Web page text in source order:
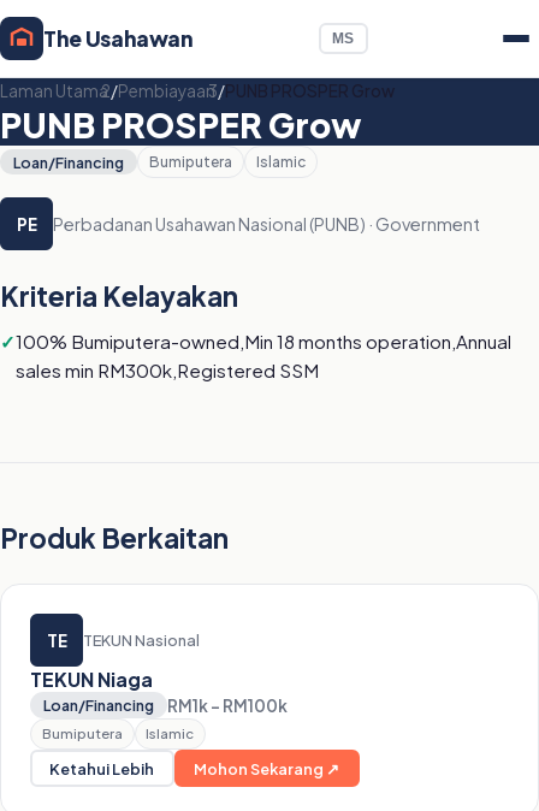
The Usahawan MS
Laman Utama/Pembiayaan/PUNB PROSPER Grow
PUNB PROSPER Grow
Loan/Financing Bumiputera Islamic
PE Perbadanan Usahawan Nasional (PUNB) · Government
Kriteria Kelayakan
100% Bumiputera-owned,Min 18 months operation,Annual
sales min RM300k,Registered SSM
Produk Berkaitan
TE TEKUN Nasional
TEKUN Niaga
Loan/Financing RM1k – RM100k
Bumiputera Islamic
Ketahui Lebih Mohon Sekarang ↗